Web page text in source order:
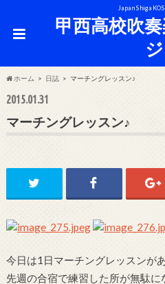
Japan Shiga
甲西高校吹
ジ
ホーム 日誌 マーチングレッスン♪
2015.01.31
マーチングレッスン♪
今日は1日マーチングレッスンが
先週の合宿で練習した所が無駄に